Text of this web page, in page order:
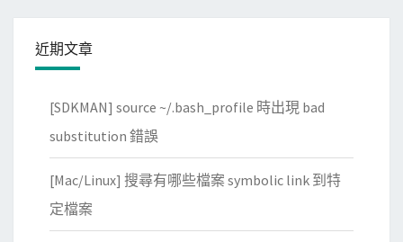
近期文章
[SDKMAN] source ~/.bash_profile 時出現 bad
substitution 錯誤
[Mac/Linux] 搜尋有哪些檔案 symbolic link 到特
定檔案